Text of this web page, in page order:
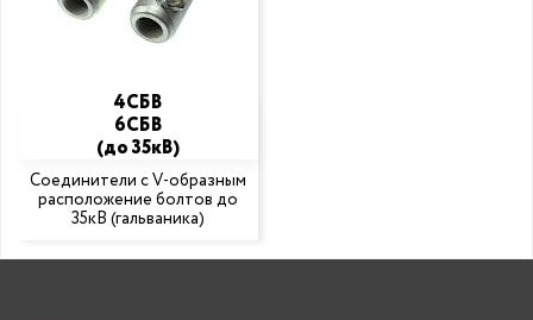
4СБВ
6СБВ
(до 35кВ)
Соединители с V-образным
расположение болтов до
35кВ (гальваника)